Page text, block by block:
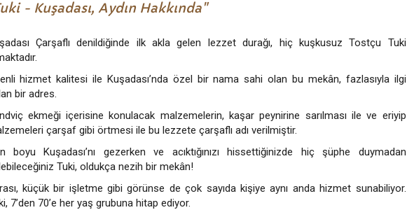
- Kuşadası, Aydın Hakkında
Çarşaflı denildiğinde ilk akla gelen lezzet durağı, hiç kuşkusuz Tostçu Tuki
hizmet kalitesi ile Kuşadası’nda özel bir nama sahi olan bu mekân, fazlasıyla ilgi
bir adres.
ekmeği içerisine konulacak malzemelerin, kaşar peynirine sarılması ile ve eriyip
çarşaf gibi örtmesi ile bu lezzete çarşaflı adı verilmiştir.
boyu Kuşadası’nı gezerken ve acıktığınızı hissettiğinizde hiç şüphe duymadan
Tuki, oldukça nezih bir mekân!
küçük bir işletme gibi görünse de çok sayıda kişiye aynı anda hizmet sunabiliyor.
7’den 70’e her yaş grubuna hitap ediyor.